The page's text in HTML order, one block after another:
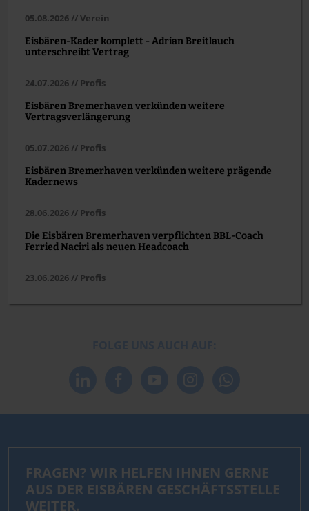
05.08.2026 // Verein
Eisbären-Kader komplett - Adrian Breitlauch
unterschreibt Vertrag
24.07.2026 // Profis
Eisbären Bremerhaven verkünden weitere
Vertragsverlängerung
05.07.2026 // Profis
Eisbären Bremerhaven verkünden weitere prägende
Kadernews
28.06.2026 // Profis
Die Eisbären Bremerhaven verpflichten BBL-Coach
Ferried Naciri als neuen Headcoach
23.06.2026 // Profis
FRAGEN? WIR HELFEN IHNEN GERNE
AUS DER EISBÄREN GESCHÄFTSSTELLE
WEITER.